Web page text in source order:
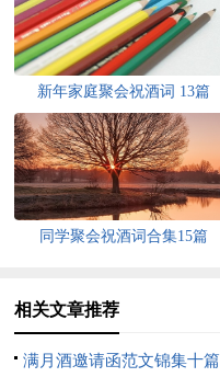
新年家庭聚会祝酒词 13篇
同学聚会祝酒词合集15篇
相关文章推荐
满月酒邀请函范文锦集十篇